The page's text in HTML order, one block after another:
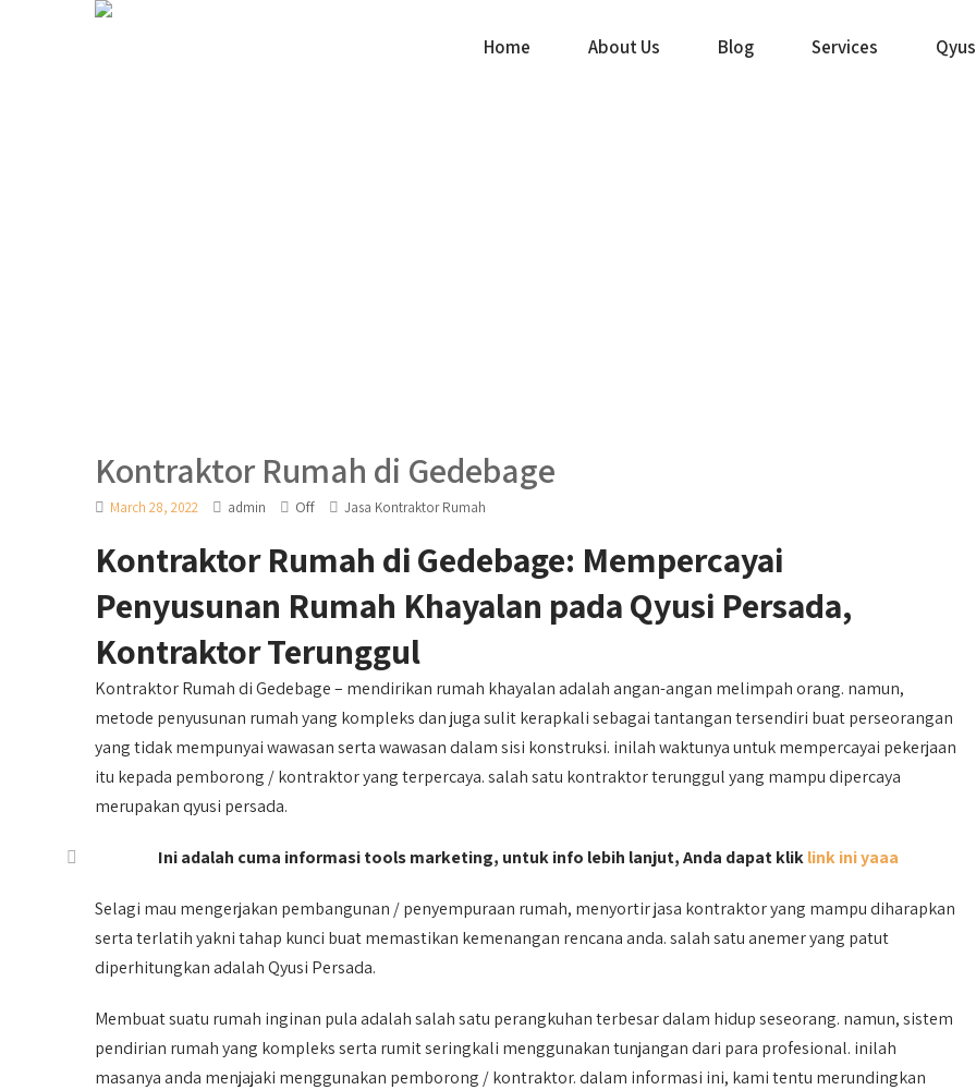
Home About Us Blog Services
Kontraktor Rumah di Gedebage
March 28, 2022 admin Off Jasa Kontraktor Rumah
Kontraktor Rumah di Gedebage: Mempercayai
Penyusunan Rumah Khayalan pada Qyusi Persada,
Kontraktor Terunggul
Kontraktor Rumah di Gedebage – mendirikan rumah khayalan adalah angan-angan melimpah orang. namun,
metode penyusunan rumah yang kompleks dan juga sulit kerapkali sebagai tantangan tersendiri buat perseorangan
yang tidak mempunyai wawasan serta wawasan dalam sisi konstruksi. inilah waktunya untuk mempercayai pekerjaan
itu kepada pemborong / kontraktor yang terpercaya. salah satu kontraktor terunggul yang mampu dipercaya
merupakan qyusi persada.
Ini adalah cuma informasi tools marketing, untuk info lebih lanjut, Anda dapat kliklink ini yaaa
Selagi mau mengerjakan pembangunan / penyempuraan rumah, menyortir jasa kontraktor yang mampu diharapkan
serta terlatih yakni tahap kunci buat memastikan kemenangan rencana anda. salah satu anemer yang patut
diperhitungkan adalah Qyusi Persada.
Membuat suatu rumah inginan pula adalah salah satu perangkuhan terbesar dalam hidup seseorang. namun, sistem
pendirian rumah yang kompleks serta rumit seringkali menggunakan tunjangan dari para profesional. inilah
masanya anda menjajaki menggunakan pemborong / kontraktor. dalam informasi ini, kami tentu merundingkan